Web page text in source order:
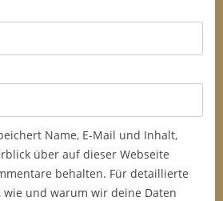
Name, E-Mail und Inhalt,
über auf dieser Webseite
behalten. Für detaillierte
wie und warum wir deine Daten